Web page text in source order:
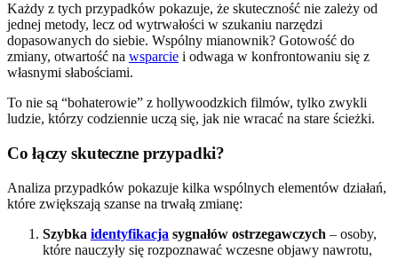
Każdy z tych przypadków pokazuje, że skuteczność nie zależy od
jednej metody, lecz od wytrwałości w szukaniu narzędzi
dopasowanych do siebie. Wspólny mianownik? Gotowość do
zmiany, otwartość na wsparcie i odwaga w konfrontowaniu się z
własnymi słabościami.
To nie są “bohaterowie” z hollywoodzkich filmów, tylko zwykli
ludzie, którzy codziennie uczą się, jak nie wracać na stare ścieżki.
Co łączy skuteczne przypadki?
Analiza przypadków pokazuje kilka wspólnych elementów działań,
które zwiększają szanse na trwałą zmianę:
Szybka identyfikacja sygnałów ostrzegawczych – osoby,
które nauczyły się rozpoznawać wczesne objawy nawrotu,